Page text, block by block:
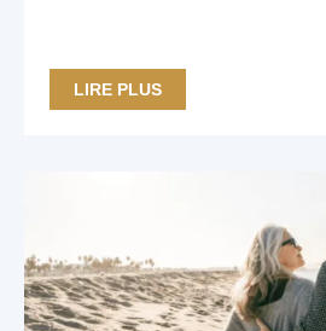
LIRE PLUS